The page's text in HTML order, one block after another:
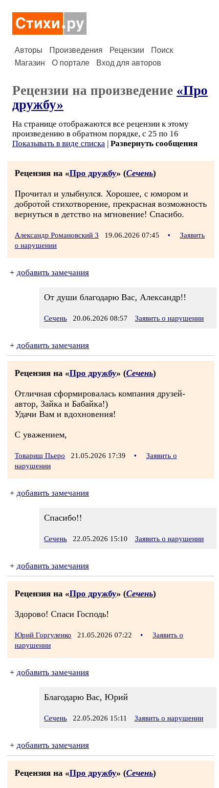
Авторы Произведения Рецензии
Поиск
Магазин
О портале Вход для авторов
Рецензии на произведение «Про
дружбу»
На странице отображаются все рецензии к этому
произведению в обратном порядке, с 25 по 16
Показывать в виде списка | Развернуть сообщения
Рецензия на «Про дружбу» (Сечень)
Прочитал и улыбнулся. Хорошее, с юмором и
добротой стихотворение, прекрасная возможность
вернуться в детство на мгновение! Спасибо.
Александр Романовский 3 19.06.2026 07:45 •
Заявить
о нарушении
+ добавить замечания
От души благодарю Вас, Александр!!
Сечень 20.06.2026 08:57 Заявить о нарушении
+ добавить замечания
Рецензия на «Про дружбу» (Сечень)
Отличная сформировалась компания друзей-
автор, Зайка и Бабайка!)
Удачи Вам и вдохновения!
С уважением,
Товарищ Пьеро 21.05.2026 17:39 •
Заявить о
нарушении
+ добавить замечания
Спасибо!!
Сечень 22.05.2026 15:10 Заявить о нарушении
+ добавить замечания
Рецензия на «Про дружбу» (Сечень)
Здорово! Спаси Господь!
Юрий Горгуленко 21.05.2026 07:22 •
Заявить о
нарушении
+ добавить замечания
Благодарю Вас, Юрий
Сечень 22.05.2026 15:11 Заявить о нарушении
+ добавить замечания
Рецензия на «Про дружбу» (Сечень)